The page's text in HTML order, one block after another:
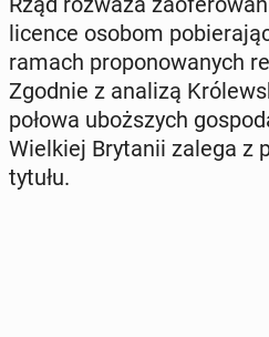
licence osobom
ramach pro­po­no­wa­nych
Zgodnie z analizą
połowa uboż­szych
Wiel­kiej Bry­ta­nii zalega z
tytułu.